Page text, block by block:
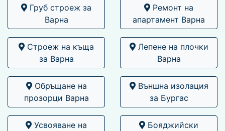
Груб строеж за
Варна
Ремонт на
апартамент Варна
Строеж на къща
за Варна
Лепене на плочки
Варна
Обръщане на
прозорци Варна
Външна изолация
за Бургас
Усвояване на
Бояджийски